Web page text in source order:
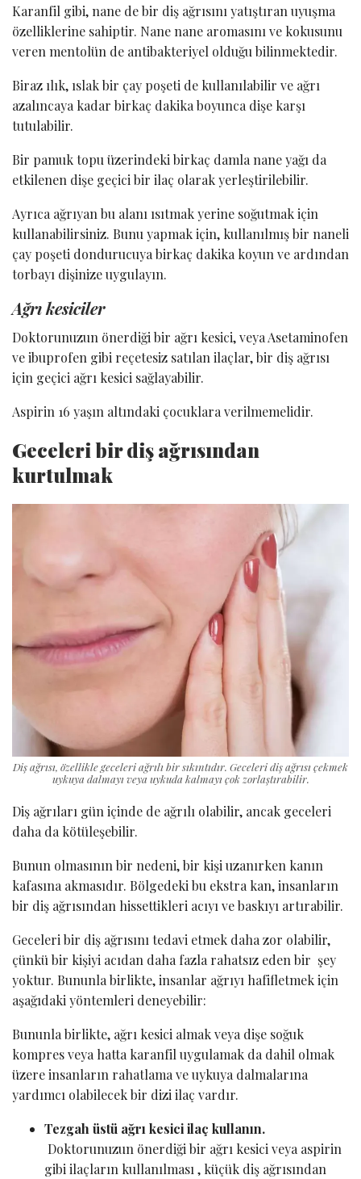
Karanfil gibi, nane de bir diş ağrısını yatıştıran uyuşma
özelliklerine sahiptir. Nane nane aromasını ve kokusunu
veren mentolün de antibakteriyel olduğu bilinmektedir.
Biraz ılık, ıslak bir çay poşeti de kullanılabilir ve ağrı
azalıncaya kadar birkaç dakika boyunca dişe karşı
tutulabilir.
Bir pamuk topu üzerindeki birkaç damla nane yağı da
etkilenen dişe geçici bir ilaç olarak yerleştirilebilir.
Ayrıca ağrıyan bu alanı ısıtmak yerine soğutmak için
kullanabilirsiniz. Bunu yapmak için, kullanılmış bir naneli
çay poşeti dondurucuya birkaç dakika koyun ve ardından
torbayı dişinize uygulayın.
Ağrı kesiciler
Doktorunuzun önerdiği bir ağrı kesici, veya Asetaminofen
ve ibuprofen gibi reçetesiz satılan ilaçlar, bir diş ağrısı
için geçici ağrı kesici sağlayabilir.
Aspirin 16 yaşın altındaki çocuklara verilmemelidir.
Geceleri bir diş ağrısından
kurtulmak
Diş ağrısı, özellikle geceleri ağrılı bir sıkıntıdır. Geceleri diş ağrısı çekmek
uykuya dalmayı veya uykuda kalmayı çok zorlaştırabilir.
Diş ağrıları gün içinde de ağrılı olabilir, ancak geceleri
daha da kötüleşebilir.
Bunun olmasının bir nedeni, bir kişi uzanırken kanın
kafasına akmasıdır. Bölgedeki bu ekstra kan, insanların
bir diş ağrısından hissettikleri acıyı ve baskıyı artırabilir.
Geceleri bir diş ağrısını tedavi etmek daha zor olabilir,
çünkü bir kişiyi acıdan daha fazla rahatsız eden bir şey
yoktur. Bununla birlikte, insanlar ağrıyı hafifletmek için
aşağıdaki yöntemleri deneyebilir:
Bununla birlikte, ağrı kesici almak veya dişe soğuk
kompres veya hatta karanfil uygulamak da dahil olmak
üzere insanların rahatlama ve uykuya dalmalarına
yardımcı olabilecek bir dizi ilaç vardır.
Tezgah üstü ağrı kesici ilaç kullanın.
Doktorunuzun önerdiği bir ağrı kesici veya aspirin
gibi ilaçların kullanılması , küçük diş ağrısından